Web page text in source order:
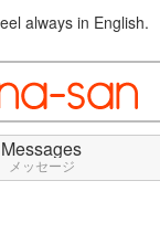
always in English.
Messages
メッセージ